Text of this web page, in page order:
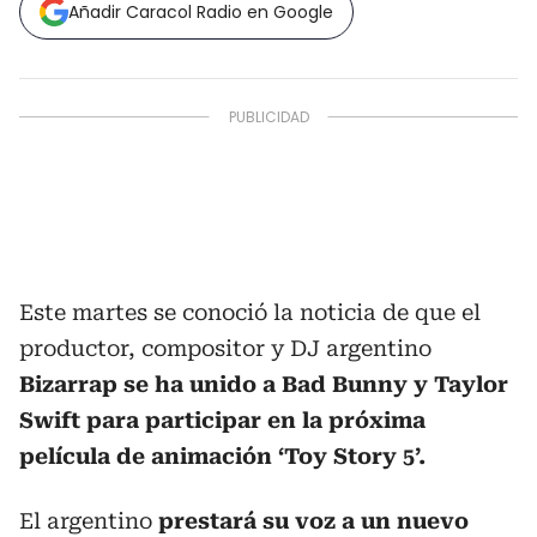
Añadir Caracol Radio en Google
Este martes se conoció la noticia de que el
productor, compositor y DJ argentino
Bizarrap se ha unido a Bad Bunny y Taylor
Swift para participar en la próxima
película de animación ‘Toy Story 5’.
El argentino prestará su voz a un nuevo